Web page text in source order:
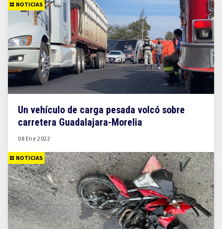
NOTICIAS
Un vehículo de carga pesada volcó sobre
carretera Guadalajara-Morelia
08 Ene 2022
NOTICIAS